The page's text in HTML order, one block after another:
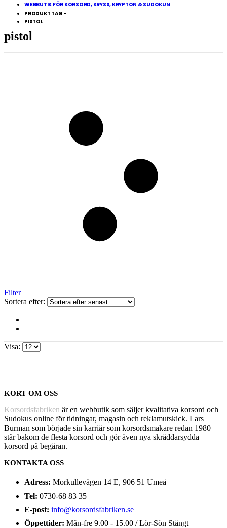
WEBBUTIK FÖR KORSORD, KRYSS, KRYPTON & SUDOKUN
PRODUKT TAG -
PISTOL
pistol
Filter
Sortera efter:
Visa:
KORT OM OSS
Korsordsfabriken är en webbutik som säljer kvalitativa korsord och
Sudokus online för tidningar, magasin och reklamutskick. Lars
Burman som började sin karriär som korsordsmakare redan 1980
står bakom de flesta korsord och gör även nya skräddarsydda
korsord på begäran.
KONTAKTA OSS
Adress: Morkullevägen 14 E, 906 51 Umeå
Tel: 0730-68 83 35
E-post: info@korsordsfabriken.se
Öppettider: Mån-fre 9.00 - 15.00 / Lör-Sön Stängt